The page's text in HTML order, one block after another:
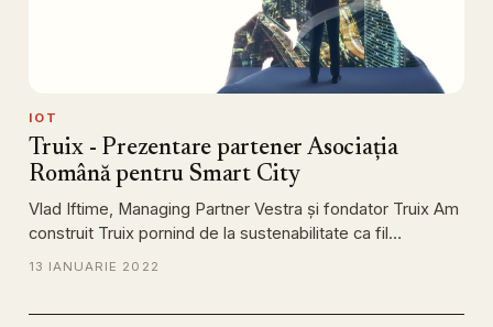
IOT
Truix - Prezentare partener Asociația
Română pentru Smart City
Vlad Iftime, Managing Partner Vestra și fondator Truix Am
construit Truix pornind de la sustenabilitate ca fil…
13 IANUARIE 2022